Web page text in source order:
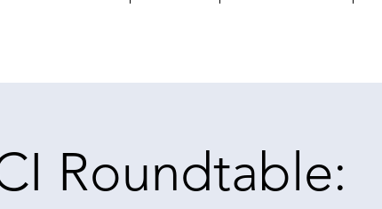
Roundtable: